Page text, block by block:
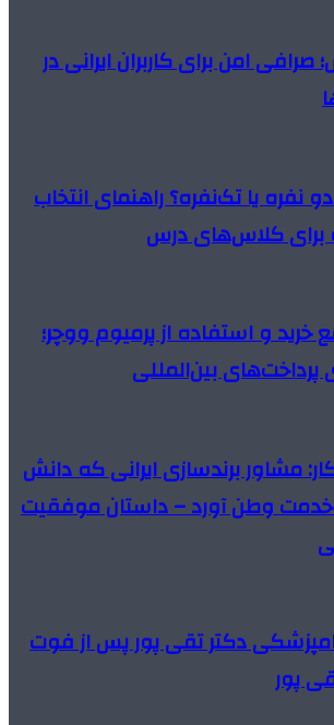
امن برای کاربران ایرانی در
نفره یا تک‌نفره؟ راهنمای انتخاب
برای کلاس‌های درس
خرید و استفاده از پرمیوم ووچر؛
بین‌المللی
مشاور برندسازی ایرانی که دانش
خدمت وطن آورد – داستان موفقیت
دکتر تقی پور پس از فوت
پور